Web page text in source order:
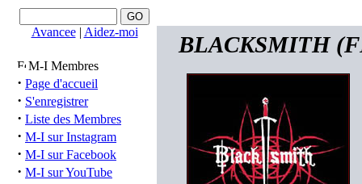
Avancee| Aidez-moi
M-I Membres
· Page d'accueil
· S'enregistrer
· Liste des Membres
· M-I sur Instagram
· M-I sur Facebook
· M-I sur YouTube
BLACKSMITH